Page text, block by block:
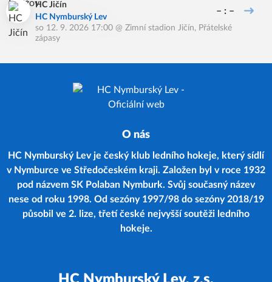
HC Jičín
HC Nymburský Lev
– : –
so 12. 9. 2026 17:00 @ Zimní stadion Jičín, Přátelské
zápasy
O nás
HC Nymburský Lev je český klub ledního hokeje, který sídlí
v Nymburce ve Středočeském kraji. Založen byl v roce 1932
pod názvem SK Polaban Nymburk. Svůj současný název
nese od roku 1998. Od sezóny 1997/98 do sezóny 2018/19
působil ve 2. lize, třetí české nejvyšší soutěži ledního
hokeje.